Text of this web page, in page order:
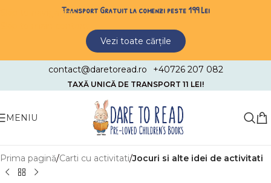
Skip to navigationTransport Gratuit la comenzi peste 199 Lei
Vezi toate cărțile
contact@daretoread.ro +40726 207 082
TAXĂ UNICĂ DE TRANSPORT 11 LEI!
MENIU
Prima pagină Carti cu activitati Jocuri si alte idei de activitati